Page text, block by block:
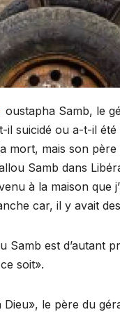
oustapha Samb, le
il suicidé ou a-t-il
mort, mais son
Samb dans
à la maison que
car, il y avait
Samb est d’autant
soit».
Dieu», le père du